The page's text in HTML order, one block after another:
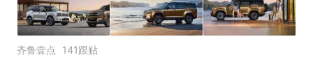
齐鲁壹点 141跟贴